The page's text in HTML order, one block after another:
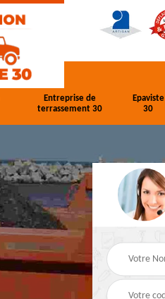
Entreprise de
terrassement 30
Epaviste
30
Location de camion
benne 30